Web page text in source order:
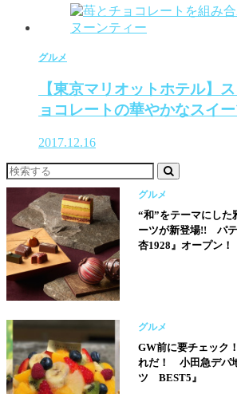
グルメ
【東京マリオットホテル】
ョコレートの華やかなスイ
2017.12.16
グルメ
“和”をテーマにした
ーツが新登場!! パ
杏1928』オープン！
グルメ
GW前に要チェック
れだ！ 小田急デパ
ツ BEST5』